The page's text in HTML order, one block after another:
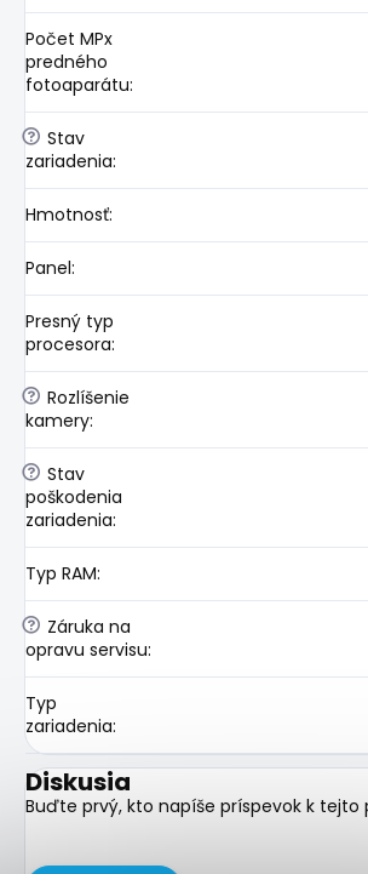
Počet MPx
predného
fotoaparátu:
? Stav
zariadenia:
Hmotnosť:
Panel:
Presný typ
procesora:
? Rozlíšenie
kamery:
? Stav
poškodenia
zariadenia:
Typ RAM:
? Záruka na
opravu servisu:
Typ
zariadenia:
Diskusia
Buďte prvý, kto napíše príspevok k tejto